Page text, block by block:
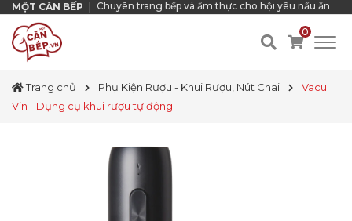
MỘT CĂN BẾP Chuyên trang bếp và ẩm thực cho hội yêu nấu ăn
0
Trang chủ Phụ Kiện Rượu - Khui Rượu, Nút Chai
Vacu
Vin - Dụng cụ khui rượu tự động